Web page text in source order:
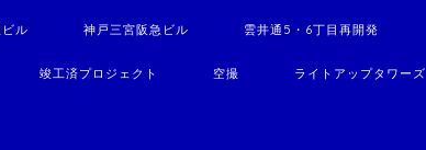
ル 神戸三宮阪急ビル 雲井通5・6丁目再開発
竣工済プロジェクト 空撮 ライトアップタワーズ